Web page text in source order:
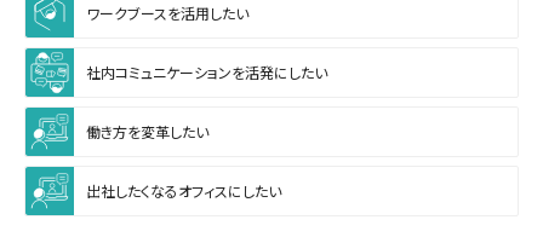
ワークブースを活用したい
社内コミュニケーションを活発にしたい
働き方を変革したい
出社したくなるオフィスにしたい